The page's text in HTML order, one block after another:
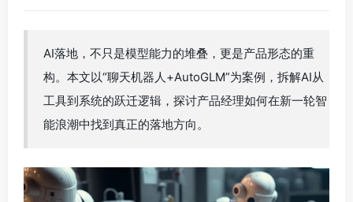
AI落地，不只是模型能力的堆叠，更是产品形态的重
构。本文以“聊天机器人+AutoGLM”为案例，拆解AI从
工具到系统的跃迁逻辑，探讨产品经理如何在新一轮智
能浪潮中找到真正的落地方向。